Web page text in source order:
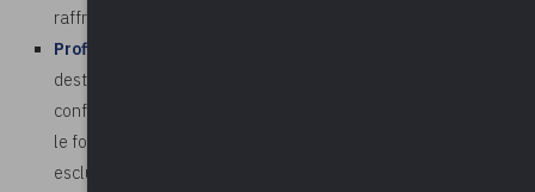
raffreddamento
Profili sanzionatori
destinatario della stessa; divieto di contrattare solo nei
confronti dell’ente di provenienza?; il divieto comprende tutte
le forme di contrattazione?; dies a quo del divieto; poteri di
esclusione delle stazioni appaltanti; elemento soggettivo